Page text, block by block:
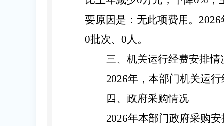
要原因是： 无此项费用 。 2026
0批次、 0人 。
三、机关运行经费安排情
2026年，本部门机关运行
四、 政府采购情况
2026年本部门政府采购安